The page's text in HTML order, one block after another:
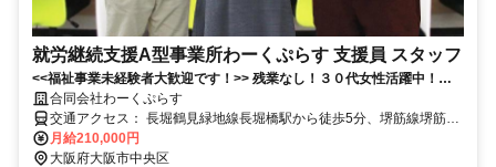
就労継続支援A型事業所わーくぷらす 支援員 スタッフ
<<福祉事業未経験者大歓迎です！>> 残業なし！３０代女性活躍中！堺
筋本町駅徒歩５分の駅チカ✅就労継続支援A型事業所での利用者様サポ
ート✨
合同会社わーくぷらす
交通アクセス： 長堀鶴見緑地線長堀橋駅から徒歩5分、堺筋線堺筋本
町駅から徒歩5分 アクセス: 堺筋本町駅徒歩５分、長堀橋駅徒歩５
分、
月給210,000円
大阪府大阪市中央区